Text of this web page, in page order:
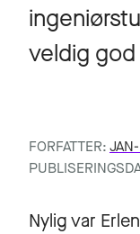
veldig god
FORFATTER:
Nylig var